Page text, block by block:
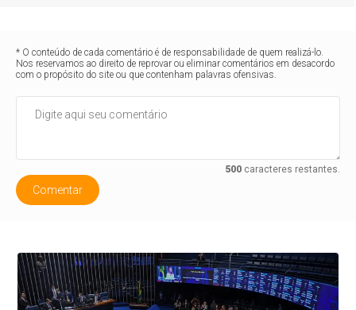
* O conteúdo de cada comentário é de responsabilidade de quem realizá-lo.
Nos reservamos ao direito de reprovar ou eliminar comentários em desacordo
com o propósito do site ou que contenham palavras ofensivas.
500caracteres restantes.
Comentar